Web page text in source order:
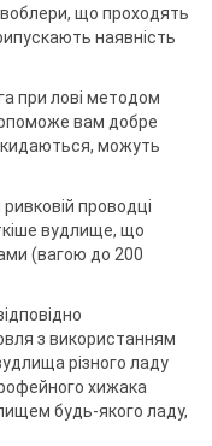
що проходять
наявність
при лові методом
вам добре
можуть
проводці
вудлище, що
(вагою до 200
з використанням
різного ладу
хижака
будь-якого ладу,